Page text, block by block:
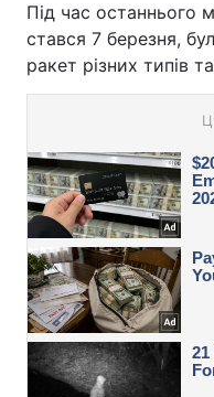
Під час останнього
стався 7 березня,
ракет різних типів